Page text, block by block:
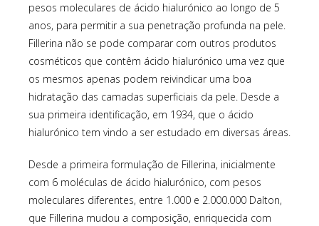
pesos moleculares de ácido hialurónico ao longo de 5
anos, para permitir a sua penetração profunda na pele.
Fillerina não se pode comparar com outros produtos
cosméticos que contêm ácido hialurónico uma vez que
os mesmos apenas podem reivindicar uma boa
hidratação das camadas superficiais da pele. Desde a
sua primeira identificação, em 1934, que o ácido
hialurónico tem vindo a ser estudado em diversas áreas.
Desde a primeira formulação de Fillerina, inicialmente
com 6 moléculas de ácido hialurónico, com pesos
moleculares diferentes, entre 1.000 e 2.000.000 Dalton,
que Fillerina mudou a composição, enriquecida com